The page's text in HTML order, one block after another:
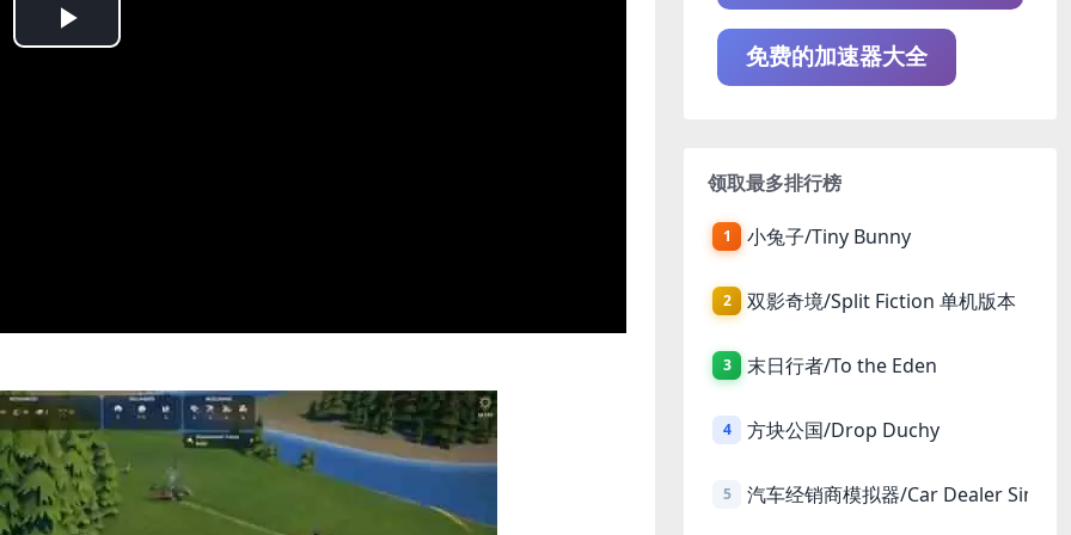
Play
免费的加速器大全
领取最多排行榜
1 小兔子/Tiny Bunny
2 双影奇境/Split Fiction 单机版本
3 末日行者/To the Eden
4 方块公国/Drop Duchy
5 汽车经销商模拟器/Car Dealer